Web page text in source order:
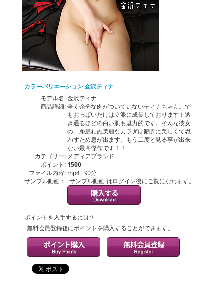
カラーバリエーション 金沢ティナ
モデル名: 金沢ティナ
商品詳細: 全く余分な肉がついていないティナちゃん。で
もおっぱいだけは立派に成長しております！透
き通るほどの白い肌も魅力的です。そんな彼女
の一糸纏わぬ美麗なカラダは翻弄に美しくて思
わずため息が出ます。もう二度と見る事が出来
ない最高傑作です！！
カテゴリー: メディアブランド
ポイント: 1500
ファイル内容: mp4 90分
サンプル動画： [サンプル動画]はログイン後にご覧になれます。
ポイントを入手するには？
無料会員登録後にポイントを購入することができます。